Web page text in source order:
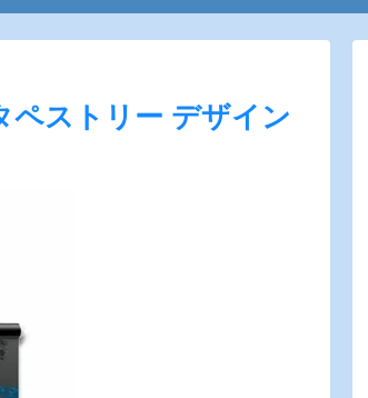
ペストリー デザイン